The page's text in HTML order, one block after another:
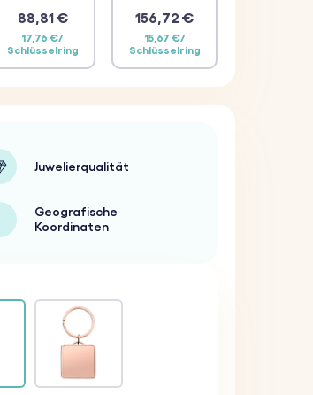
88,81 €
17,76 €/
Schlüsselring
156,72 €
15,67 €/
Schlüsselring
Juwelierqualität
Geografische
Koordinaten